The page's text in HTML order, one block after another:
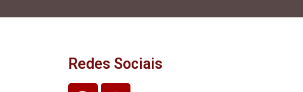
Redes Sociais